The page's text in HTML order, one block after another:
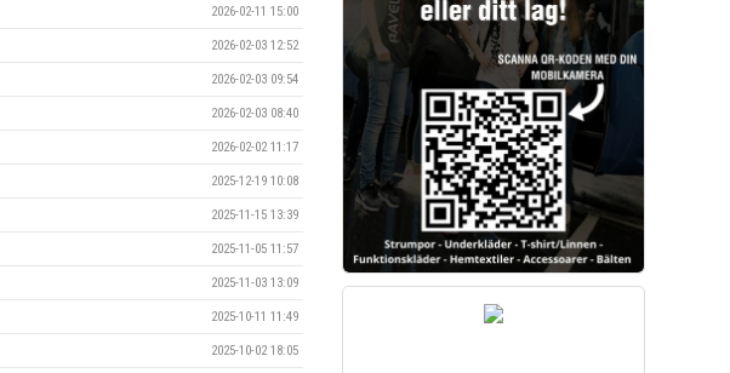
2026-02-11 15:00
2026-02-03 12:52
2026-02-03 09:54
2026-02-03 08:40
2026-02-02 11:17
2025-12-19 10:08
2025-11-15 13:39
2025-11-05 11:57
2025-11-03 13:09
2025-10-11 11:49
2025-10-02 18:05